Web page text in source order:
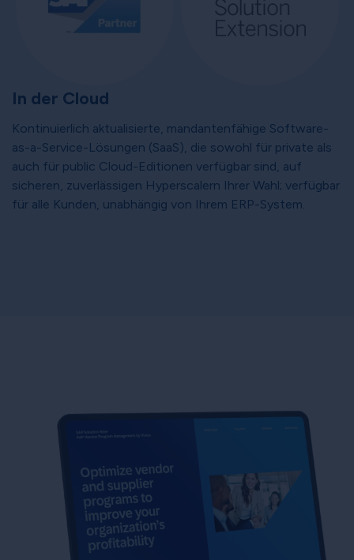
In der Cloud
Kontinuierlich aktualisierte, mandantenfähige Software-
as-a-Service-Lösungen (SaaS), die sowohl für private als
auch für public Cloud-Editionen verfügbar sind, auf
sicheren, zuverlässigen Hyperscalern Ihrer Wahl; verfügbar
für alle Kunden, unabhängig von Ihrem ERP-System.